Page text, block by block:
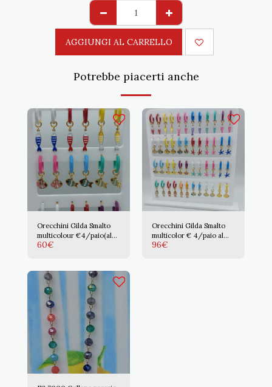
AGGIUNGI AL CARRELLO
Potrebbe piacerti anche
Orecchini Gilda Smalto
multicolour €4/paio(al
negozio)
60€
Orecchini Gilda Smalto
multicolor € 4/paio al
negozio
96€